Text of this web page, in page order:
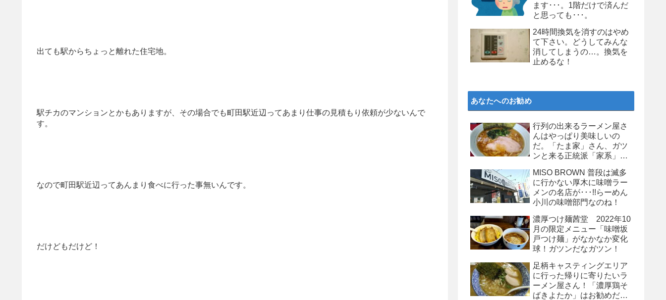
出ても駅からちょっと離れた住宅地。
駅チカのマンションとかもありますが、その場合でも町田駅近辺ってあまり仕事の見積もり依頼が少ないんで
す。
なので町田駅近辺ってあんまり食べに行った事無いんです。
だけどもだけど！
ます･･･。1階だけで済んだ
と思っても･･･。
24時間換気を消すのはやめ
て下さい。どうしてみんな
消してしまうの…。換気を
止めるな！
あなたへのお勧め
行列の出来るラーメン屋さ
んはやっぱり美味しいの
だ。「たま家」さん、ガツ
ンと来る正統派「家系」ラ
MISO BROWN 普段は滅多
に行かない厚木に味噌ラー
メンの名店が･･･!!らーめん
小川の味噌部門なのね！
濃厚つけ麺茜堂 2022年10
月の限定メニュー「味噌坂
戸つけ麺」がなかなか変化
球！ガツンだなガツン！
足柄キャスティングエリア
に行った帰りに寄りたいラ
ーメン屋さん！「濃厚鶏そ
ばきよたか」はお勧めだ